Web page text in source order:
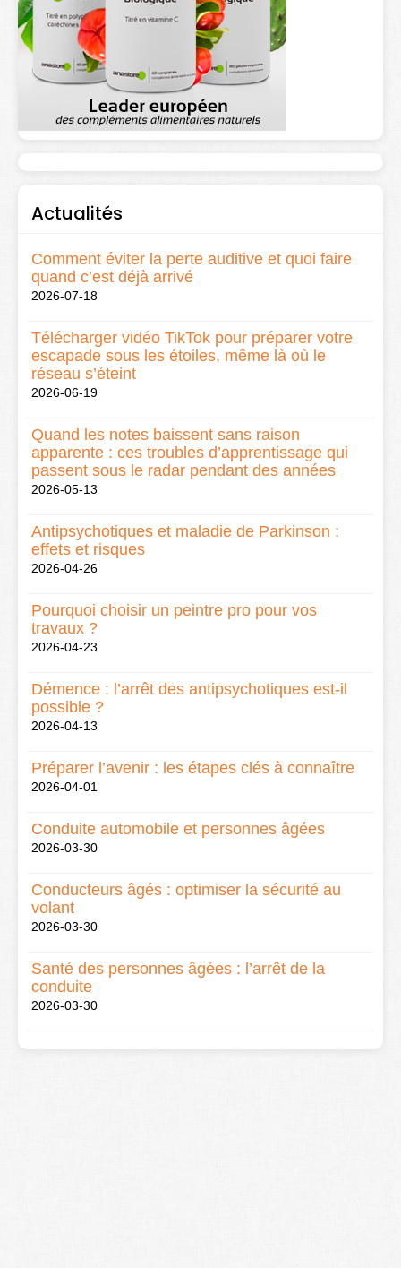
Actualités
Comment éviter la perte auditive et quoi faire
quand c’est déjà arrivé
2026-07-18
Télécharger vidéo TikTok pour préparer votre
escapade sous les étoiles, même là où le
réseau s’éteint
2026-06-19
Quand les notes baissent sans raison
apparente : ces troubles d’apprentissage qui
passent sous le radar pendant des années
2026-05-13
Antipsychotiques et maladie de Parkinson :
effets et risques
2026-04-26
Pourquoi choisir un peintre pro pour vos
travaux ?
2026-04-23
Démence : l’arrêt des antipsychotiques est-il
possible ?
2026-04-13
Préparer l’avenir : les étapes clés à connaître
2026-04-01
Conduite automobile et personnes âgées
2026-03-30
Conducteurs âgés : optimiser la sécurité au
volant
2026-03-30
Santé des personnes âgées : l’arrêt de la
conduite
2026-03-30